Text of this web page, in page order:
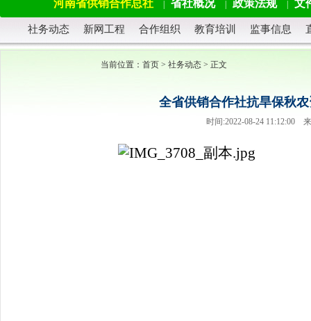
河南省供销合作总社 省社概况 政策法规 文
社务动态 新网工程 合作组织 教育培训 监事信息
当前位置： 首页 > 社务动态 > 正文
全省供销合作社抗旱保秋
时间:2022-08-24 11:12:00